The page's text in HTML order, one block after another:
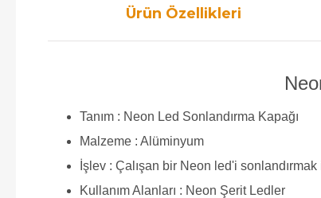
Ürün Özellikleri
Tanım : Neon Led Sonlandırma Kapağı
Malzeme : Alüminyum
İşlev : Çalışan bir Neon led'i sonlandırmak
Kullanım Alanları : Neon Şerit Ledler